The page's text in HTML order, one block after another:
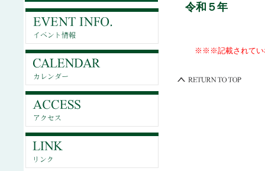
令和５年
※※※記載されていない